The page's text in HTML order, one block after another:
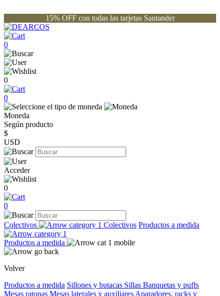
15% OFF con todas las tarjetas Santander
0
0
0
Moneda
Según producto
$
USD
Acceder
0
0
Colectivos Colectivos Productos a medida
Productos a medida
Volver
Productos a medida Sillones y butacas Sillas Banquetas y puffs
Mesas ratonas Mesas laterales y auxiliares Aparadores, racks y